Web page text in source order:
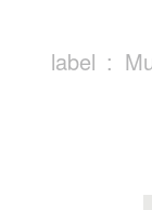
label